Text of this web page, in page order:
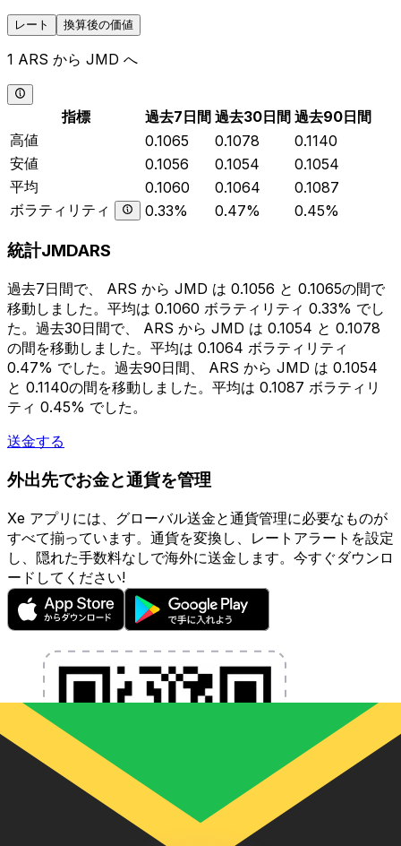
レート 換算後の価値
1 ARS から JMD へ
指標 過去7日間 過去30日間 過去90日間
高値
0.1065 0.1078
0.1140
安値
0.1056 0.1054
0.1054
平均
0.1060 0.1064
0.1087
ボラティリティ
0.33% 0.47% 0.45%
統計JMDARS
過去7日間で、 ARS から JMD は 0.1056 と 0.1065の間で
移動しました。平均は 0.1060 ボラティリティ 0.33% でし
た。過去30日間で、 ARS から JMD は 0.1054 と 0.1078
の間を移動しました。平均は 0.1064 ボラティリティ
0.47% でした。過去90日間、 ARS から JMD は 0.1054
と 0.1140の間を移動しました。平均は 0.1087 ボラティリ
ティ 0.45% でした。
送金する
外出先でお金と通貨を管理
Xe アプリには、グローバル送金と通貨管理に必要なものが
すべて揃っています。通貨を変換し、レートアラートを設定
し、隠れた手数料なしで海外に送金します。今すぐダウンロ
ードしてください!